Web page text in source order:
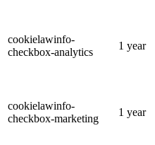
cookielawinfo-
checkbox-analytics
1 year
cookielawinfo-
checkbox-marketing
1 year